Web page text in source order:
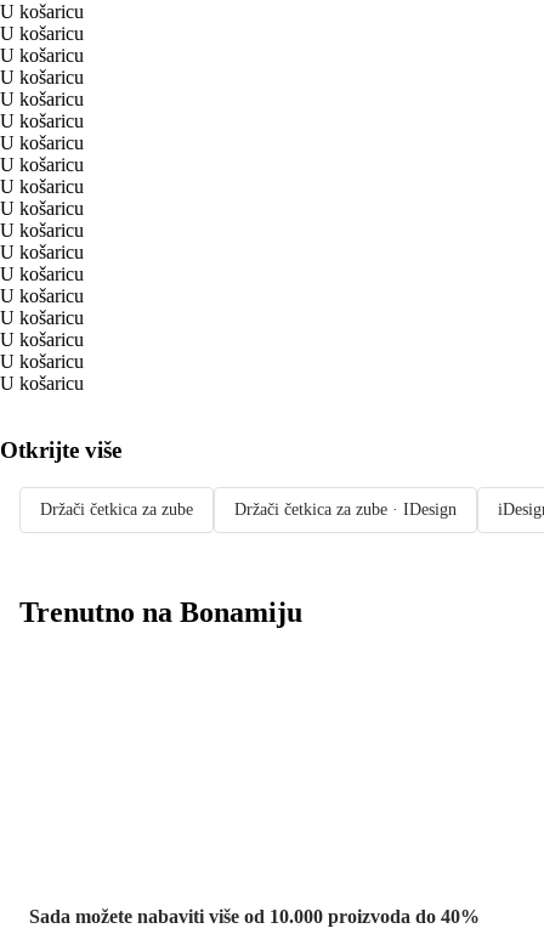
U košaricu
U košaricu
U košaricu
U košaricu
U košaricu
U košaricu
U košaricu
U košaricu
U košaricu
U košaricu
U košaricu
U košaricu
U košaricu
U košaricu
U košaricu
U košaricu
U košaricu
U košaricu
Otkrijte više
Držači četkica za zube Držači četkica za zube · IDesign
Trenutno na Bonamiju
Sada možete nabaviti više od 10.000 proizvoda do 40%